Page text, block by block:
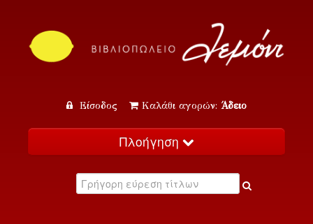
Είσοδος Καλάθι αγορών: Άδειο
Πλοήγηση
Κατάλογος